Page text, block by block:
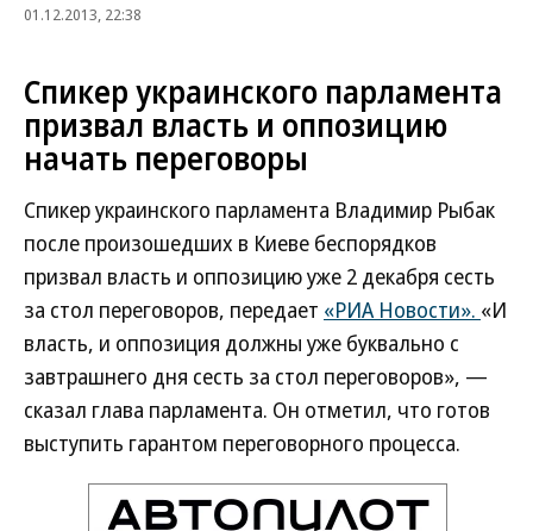
01.12.2013, 22:38
Спикер украинского парламента
призвал власть и оппозицию
начать переговоры
Спикер украинского парламента Владимир Рыбак
после произошедших в Киеве беспорядков
призвал власть и оппозицию уже 2 декабря сесть
за стол переговоров, передает «РИА Новости». «И
власть, и оппозиция должны уже буквально с
завтрашнего дня сесть за стол переговоров», —
сказал глава парламента. Он отметил, что готов
выступить гарантом переговорного процесса.